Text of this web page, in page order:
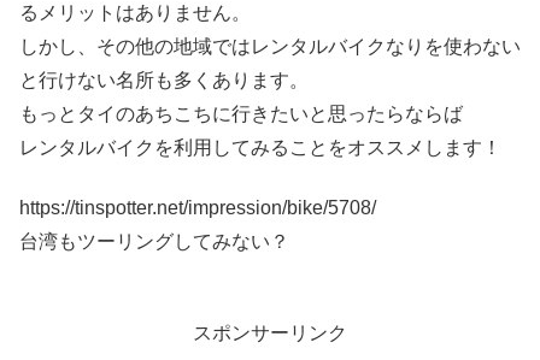
るメリットはありません。
しかし、その他の地域ではレンタルバイクなりを使わない
と行けない名所も多くあります。
もっとタイのあちこちに行きたいと思ったらならば
レンタルバイクを利用してみることをオススメします！
https://tinspotter.net/impression/bike/5708/
台湾もツーリングしてみない？
スポンサーリンク